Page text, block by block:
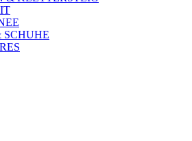
SCHUHE